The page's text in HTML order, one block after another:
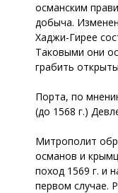
османским
добыча.
Хаджи-Гирее
Таковыми они
грабить
Порта, по
(до 1568 г.)
Митрополит
османов и
поход 1569 г. и
первом случае.